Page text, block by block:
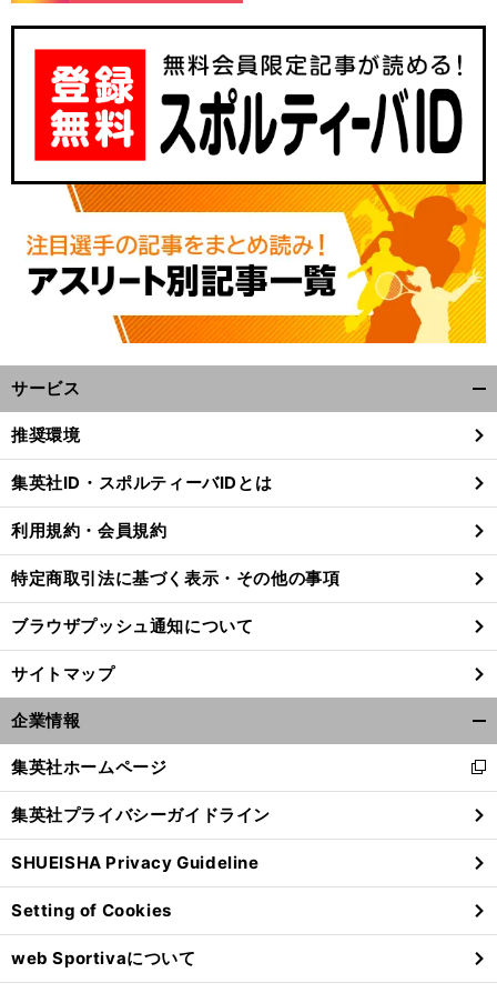
」
・
へ
サービス
閉
る
推奨環境
集英社ID・スポルティーバIDとは
利用規約・会員規約
特定商取引法に基づく表示・その他の事項
ブラウザプッシュ通知について
サイトマップ
企業情報
閉
る
集英社ホームページ
新
し
い
ウ
ィ
ン
ド
ウ
で
開
集英社プライバシーガイドライン
SHUEISHA Privacy Guideline
Setting of Cookies
web Sportivaについて